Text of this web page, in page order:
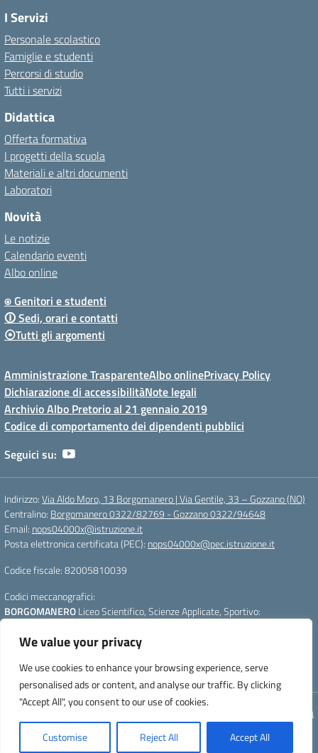
We value your privacy
We use cookies to enhance your browsing experience, serve
personalised ads or content, and analyse our traffic. By clicking
"Accept All", you consent to our use of cookies.
Customise Reject All Accept All
I Servizi
Personale scolastico
Famiglie e studenti
Percorsi di studio
Tutti i servizi
Didattica
Offerta formativa
I progetti della scuola
Materiali e altri documenti
Laboratori
Novità
Le notizie
Calendario eventi
Albo online
⍟ Genitori e studenti
🛈 Sedi, orari e contatti
⦿Tutti gli argomenti
Amministrazione TrasparenteAlbo onlinePrivacy Policy
Dichiarazione di accessibilitàNote legali
Archivio Albo Pretorio al 21 gennaio 2019
Codice di comportamento dei dipendenti pubblici
Seguici su:
Indirizzo:Via Aldo Moro, 13 Borgomanero | Via Gentile, 33 – Gozzano (NO)
Centralino: Borgomanero 0322/82769 - Gozzano 0322/94648
Email: nops04000x@istruzione.it
Posta elettronica certificata (PEC): nops04000x@pec.istruzione.it
Codice fiscale: 82005810039
Codici meccanografici:
BORGOMANEROLiceo Scientifico, Scienze Applicate, Sportivo:
GOZZANOLiceo Linguistico e Scienze Umane :
pagina premere CTRL+F5
Concept & Design by Designers Italia